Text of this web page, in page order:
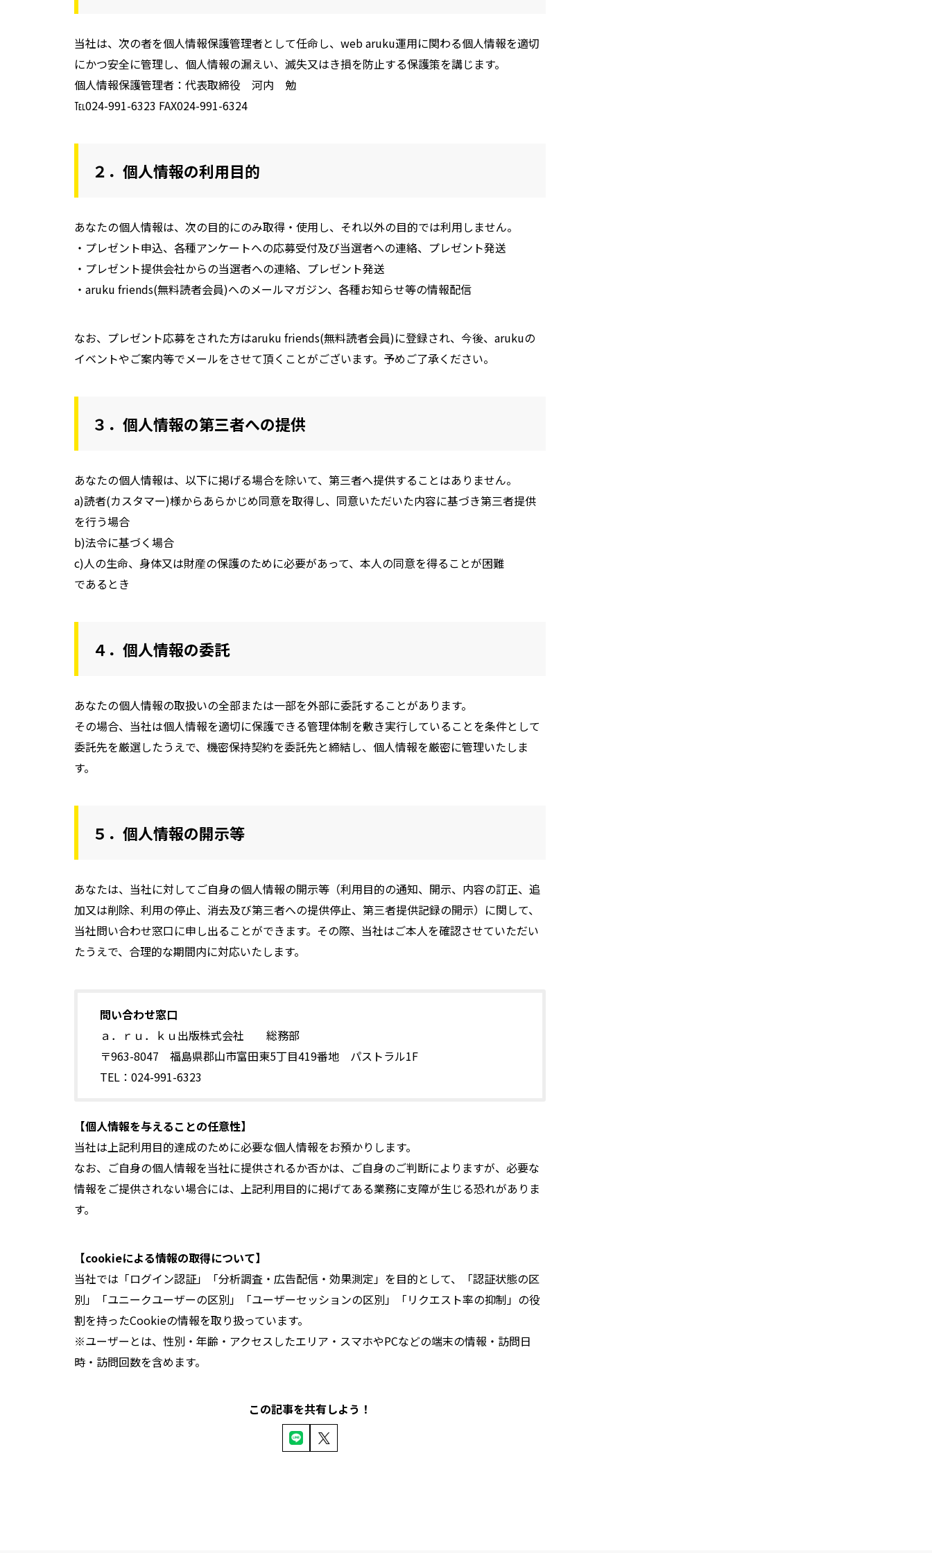
当社は、次の者を個人情報保護管理者として任命し、web aruku運用に関わる個人情報を適切
にかつ安全に管理し、個人情報の漏えい、滅失又はき損を防止する保護策を講じます。
個人情報保護管理者：代表取締役 河内 勉
℡024-991-6323 FAX024-991-6324
２．個人情報の利用目的
あなたの個人情報は、次の目的にのみ取得・使用し、それ以外の目的では利用しません。
・プレゼント申込、各種アンケートへの応募受付及び当選者への連絡、プレゼント発送
・プレゼント提供会社からの当選者への連絡、プレゼント発送
・aruku friends(無料読者会員)へのメールマガジン、各種お知らせ等の情報配信
なお、プレゼント応募をされた方はaruku friends(無料読者会員)に登録され、今後、arukuの
イベントやご案内等でメールをさせて頂くことがございます。予めご了承ください。
３．個人情報の第三者への提供
あなたの個人情報は、以下に掲げる場合を除いて、第三者へ提供することはありません。
a)読者(カスタマー)様からあらかじめ同意を取得し、同意いただいた内容に基づき第三者提供
を行う場合
b)法令に基づく場合
c)人の生命、身体又は財産の保護のために必要があって、本人の同意を得ることが困難
であるとき
４．個人情報の委託
あなたの個人情報の取扱いの全部または一部を外部に委託することがあります。
その場合、当社は個人情報を適切に保護できる管理体制を敷き実行していることを条件として
委託先を厳選したうえで、機密保持契約を委託先と締結し、個人情報を厳密に管理いたしま
す。
５．個人情報の開示等
あなたは、当社に対してご自身の個人情報の開示等（利用目的の通知、開示、内容の訂正、追
加又は削除、利用の停止、消去及び第三者への提供停止、第三者提供記録の開示）に関して、
当社問い合わせ窓口に申し出ることができます。その際、当社はご本人を確認させていただい
たうえで、合理的な期間内に対応いたします。
問い合わせ窓口
ａ．ｒｕ．ｋｕ出版株式会社 総務部
〒963-8047 福島県郡山市富田東5丁目419番地 パストラル1F
TEL：024-991-6323
【個人情報を与えることの任意性】
当社は上記利用目的達成のために必要な個人情報をお預かりします。
なお、ご自身の個人情報を当社に提供されるか否かは、ご自身のご判断によりますが、必要な
情報をご提供されない場合には、上記利用目的に掲げてある業務に支障が生じる恐れがありま
す。
【cookieによる情報の取得について】
当社では「ログイン認証」「分析調査・広告配信・効果測定」を目的として、「認証状態の区
別」「ユニークユーザーの区別」「ユーザーセッションの区別」「リクエスト率の抑制」の役
割を持ったCookieの情報を取り扱っています。
※ユーザーとは、性別・年齢・アクセスしたエリア・スマホやPCなどの端末の情報・訪問日
時・訪問回数を含めます。
この記事を共有しよう！